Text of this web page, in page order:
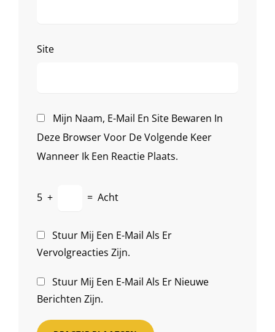
Site
Mijn Naam, E-Mail En Site Bewaren In
Deze Browser Voor De Volgende Keer
Wanneer Ik Een Reactie Plaats.
5 + = Acht
Stuur Mij Een E-Mail Als Er
Vervolgreacties Zijn.
Stuur Mij Een E-Mail Als Er Nieuwe
Berichten Zijn.